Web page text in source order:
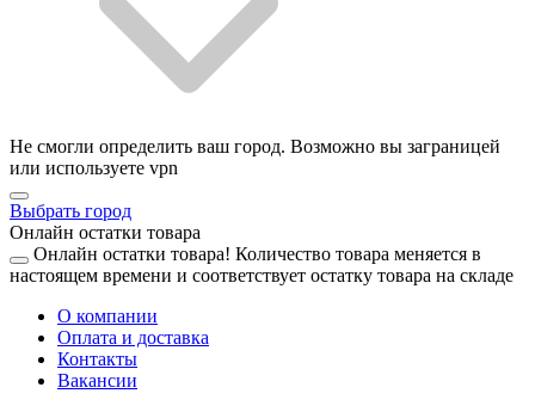
Не смогли определить ваш город. Возможно вы заграницей
или используете vpn
Выбрать город
Онлайн остатки товара
Онлайн остатки товара! Количество товара меняется в
настоящем времени и соответствует остатку товара на складе
О компании
Оплата и доставка
Контакты
Вакансии